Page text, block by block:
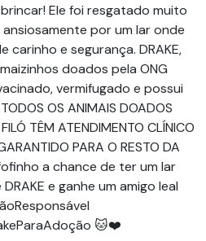
Ele foi resgatado muito
por um lar onde
e segurança. DRAKE,
doados pela ONG
vermifugado e possui
OS ANIMAIS DOADOS
TÊM ATENDIMENTO CLÍNICO
PARA O RESTO DA
a chance de ter um lar
e ganhe um amigo leal
🐱❤️